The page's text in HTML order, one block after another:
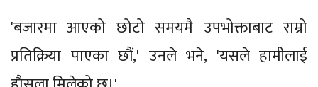
'बजारमा आएको छोटो समयमै उपभोक्ताबाट राम्रो
प्रतिक्रिया पाएका छौं,' उनले भने, 'यसले हामीलाई